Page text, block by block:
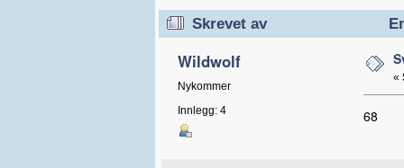
Skrevet av
Wildwolf
Nykommer
Innlegg: 4
«
68